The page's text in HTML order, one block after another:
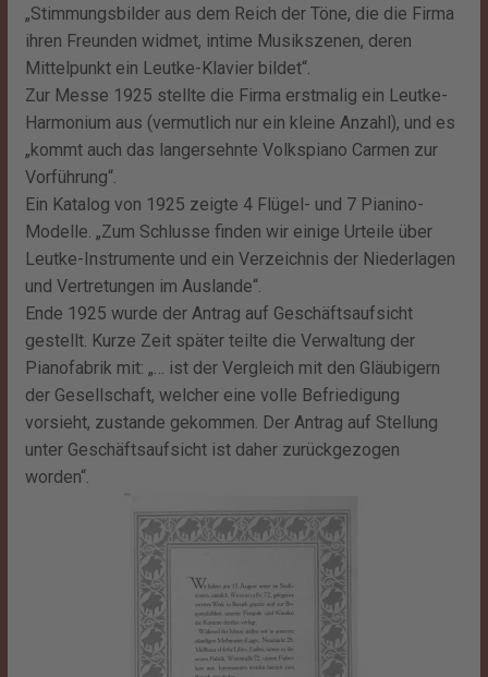
„Stimmungsbilder aus dem Reich der Töne, die die Firma
ihren Freunden widmet, intime Musikszenen, deren
Mittelpunkt ein Leutke-Klavier bildet“.
Zur Messe 1925 stellte die Firma erstmalig ein Leutke-
Harmonium aus (vermutlich nur ein kleine Anzahl), und es
„kommt auch das langersehnte Volkspiano Carmen zur
Vorführung“.
Ein Katalog von 1925 zeigte 4 Flügel- und 7 Pianino-
Modelle. „Zum Schlusse finden wir einige Urteile über
Leutke-Instrumente und ein Verzeichnis der Niederlagen
und Vertretungen im Auslande“.
Ende 1925 wurde der Antrag auf Geschäftsaufsicht
gestellt. Kurze Zeit später teilte die Verwaltung der
Pianofabrik mit: „… ist der Vergleich mit den Gläubigern
der Gesellschaft, welcher eine volle Befriedigung
vorsieht, zustande gekommen. Der Antrag auf Stellung
unter Geschäftsaufsicht ist daher zurückgezogen
worden“.